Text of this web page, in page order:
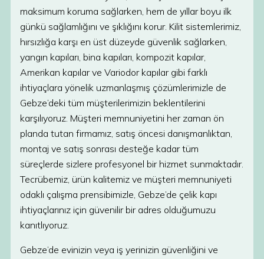
maksimum koruma sağlarken, hem de yıllar boyu ilk
günkü sağlamlığını ve şıklığını korur. Kilit sistemlerimiz,
hırsızlığa karşı en üst düzeyde güvenlik sağlarken,
yangın kapıları, bina kapıları, kompozit kapılar,
Amerikan kapılar ve Variodor kapılar gibi farklı
ihtiyaçlara yönelik uzmanlaşmış çözümlerimizle de
Gebze’deki tüm müşterilerimizin beklentilerini
karşılıyoruz. Müşteri memnuniyetini her zaman ön
planda tutan firmamız, satış öncesi danışmanlıktan,
montaj ve satış sonrası desteğe kadar tüm
süreçlerde sizlere profesyonel bir hizmet sunmaktadır.
Tecrübemiz, ürün kalitemiz ve müşteri memnuniyeti
odaklı çalışma prensibimizle, Gebze’de çelik kapı
ihtiyaçlarınız için güvenilir bir adres olduğumuzu
kanıtlıyoruz.
Gebze’de evinizin veya iş yerinizin güvenliğini ve